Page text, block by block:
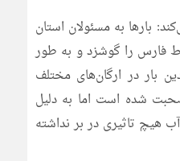
بارها به مسئولان استان
فارس را گوشزد و به طور
بار در ارگان‌های مختلف
شده است اما به دلیل
هیچ تاثیری در بر نداشته